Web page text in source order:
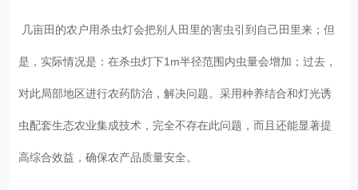
几亩田的农户用杀虫灯会把别人田里的害虫引到自己田里来；但
是，实际情况是：在杀虫灯下1m半径范围内虫量会增加；过去，
对此局部地区进行农药防治，解决问题。采用种养结合和灯光诱
虫配套生态农业集成技术，完全不存在此问题，而且还能显著提
高综合效益，确保农产品质量安全。